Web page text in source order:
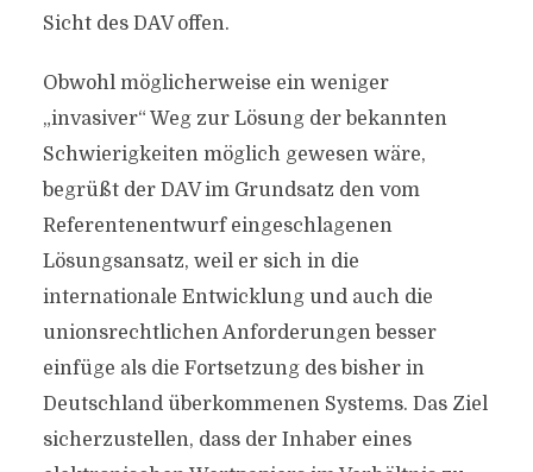
Sicht des DAV offen.
Obwohl möglicherweise ein weniger
„invasiver“ Weg zur Lösung der bekannten
Schwierigkeiten möglich gewesen wäre,
begrüßt der DAV im Grundsatz den vom
Referentenentwurf eingeschlagenen
Lösungsansatz, weil er sich in die
internationale Entwicklung und auch die
unionsrechtlichen Anforderungen besser
einfüge als die Fortsetzung des bisher in
Deutschland überkommenen Systems. Das Ziel
sicherzustellen, dass der Inhaber eines